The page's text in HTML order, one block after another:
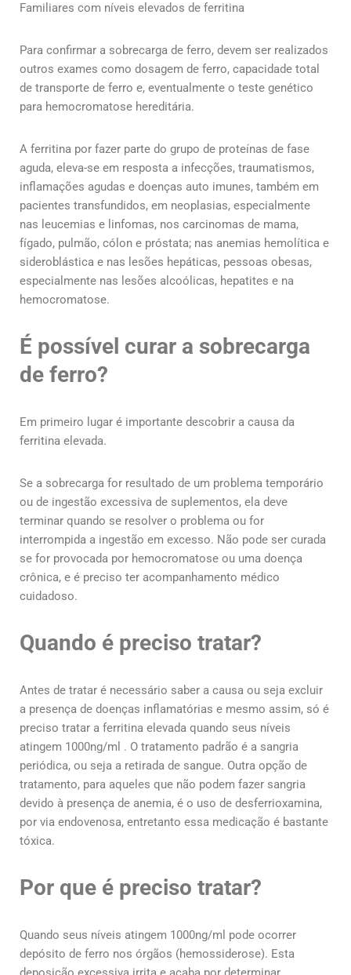
Familiares com níveis elevados de ferritina
Para confirmar a sobrecarga de ferro, devem ser realizados
outros exames como dosagem de ferro, capacidade total
de transporte de ferro e, eventualmente o teste genético
para hemocromatose hereditária.
A ferritina por fazer parte do grupo de proteínas de fase
aguda, eleva-se em resposta a infecções, traumatismos,
inflamações agudas e doenças auto imunes, também em
pacientes transfundidos, em neoplasias, especialmente
nas leucemias e linfomas, nos carcinomas de mama,
fígado, pulmão, cólon e próstata; nas anemias hemolítica e
sideroblástica e nas lesões hepáticas, pessoas obesas,
especialmente nas lesões alcoólicas, hepatites e na
hemocromatose.
É possível curar a sobrecarga
de ferro?
Em primeiro lugar é importante descobrir a causa da
ferritina elevada.
Se a sobrecarga for resultado de um problema temporário
ou de ingestão excessiva de suplementos, ela deve
terminar quando se resolver o problema ou for
interrompida a ingestão em excesso. Não pode ser curada
se for provocada por hemocromatose ou uma doença
crônica, e é preciso ter acompanhamento médico
cuidadoso.
Quando é preciso tratar?
Antes de tratar é necessário saber a causa ou seja excluir
a presença de doenças inflamatórias e mesmo assim, só é
preciso tratar a ferritina elevada quando seus níveis
atingem 1000ng/ml . O tratamento padrão é a sangria
periódica, ou seja a retirada de sangue. Outra opção de
tratamento, para aqueles que não podem fazer sangria
devido à presença de anemia, é o uso de desferrioxamina,
por via endovenosa, entretanto essa medicação é bastante
tóxica.
Por que é preciso tratar?
Quando seus níveis atingem 1000ng/ml pode ocorrer
depósito de ferro nos órgãos (hemossiderose). Esta